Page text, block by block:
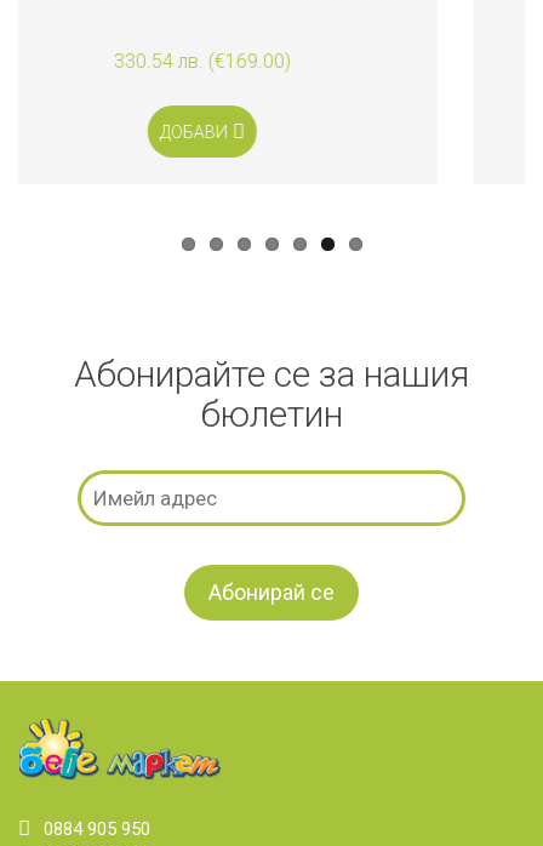
330.54 лв. (€169.00)
Абонирайте се за нашия
бюлетин
0884 905 950